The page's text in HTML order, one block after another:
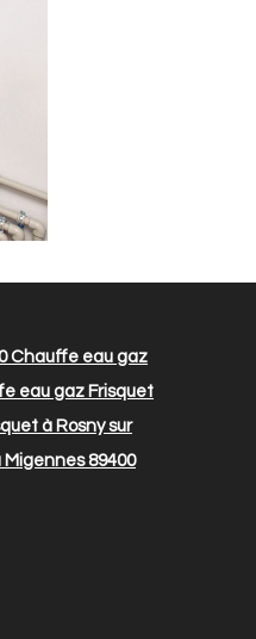
Chauffe eau gaz
eau gaz Frisquet
à Rosny sur
89400